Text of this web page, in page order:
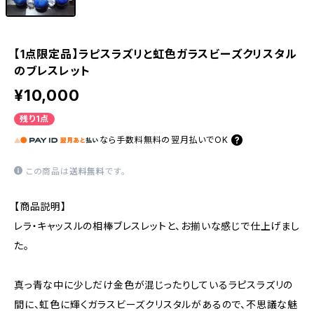
【1点限定品】ラピスラズリと虹色ガラスビーズクリスタル
のブレスレット
¥10,000
残り1点
なら 手数料無料の 翌月払いでOK
この商品は送料無料です。
【商品説明】
レラ・キャッスルの相棒ブレスレットと、お揃いな感じで仕上げまし
た。
真っ青な中に少しだけ金色が混じったりしているラピスラズリの
間に、虹色に輝くガラスビーズクリスタルがあるので、不思議な魅